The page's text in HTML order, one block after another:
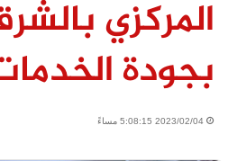
المركزي
بجودة
2023/02/04 5:08:15 مساءً